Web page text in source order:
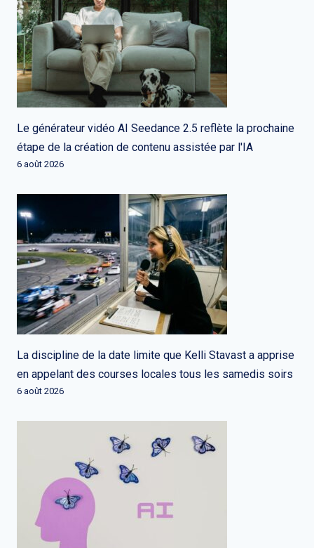
Le générateur vidéo AI Seedance 2.5 reflète la prochaine
étape de la création de contenu assistée par l'IA
6 août 2026
La discipline de la date limite que Kelli Stavast a apprise
en appelant des courses locales tous les samedis soirs
6 août 2026